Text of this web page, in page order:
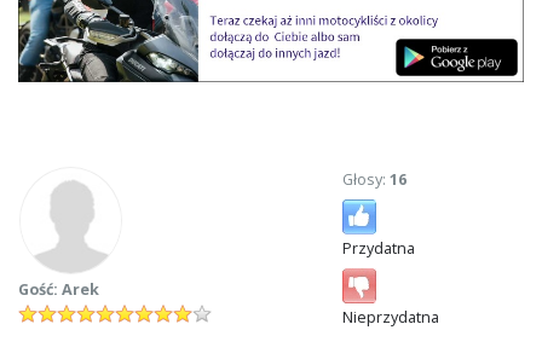
Gość: Arek
Głosy: 16
Przydatna
Nieprzydatna